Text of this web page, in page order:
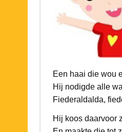
Een haai die wou
Hij nodigde alle
Fiederaldalda,
Hij koos daarvoor